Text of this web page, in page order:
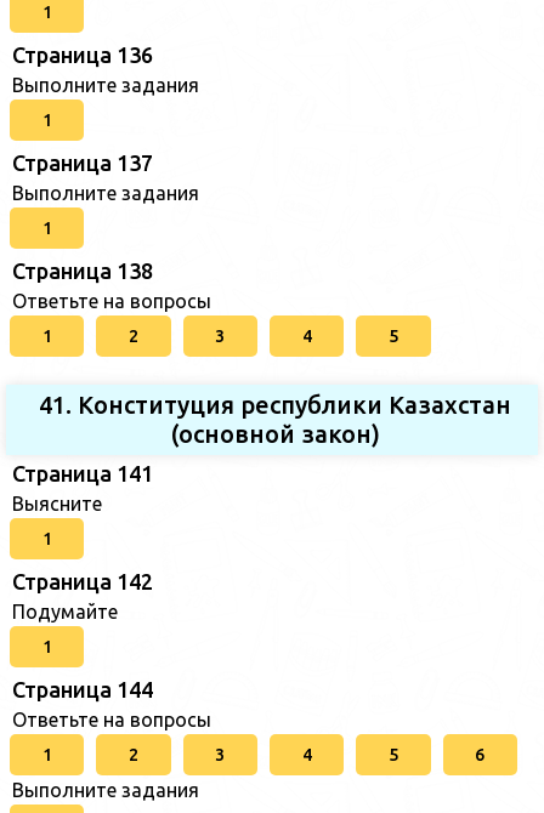
1
Страница 136
Выполните задания
1
Страница 137
Выполните задания
1
Страница 138
Ответьте на вопросы
1 2 3 4 5
41. Конституция республики Казахстан
(основной закон)
Страница 141
Выясните
1
Страница 142
Подумайте
1
Страница 144
Ответьте на вопросы
1 2 3 4 5 6
Выполните задания